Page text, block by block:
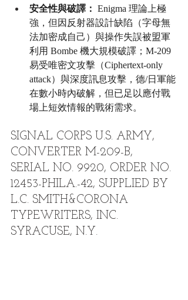
安全性與破譯： Enigma 理論上極
強，但因反射器設計缺陷（字母無
法加密成自己）與操作失誤被盟軍
利用 Bombe 機大規模破譯；M-209
易受唯密文攻擊（Ciphertext-only
attack）與深度訊息攻擊，德/日軍能
在數小時內破解，但已足以應付戰
場上短效情報的戰術需求。
SIGNAL CORPS U.S. ARMY,
CONVERTER M-209-B,
SERIAL NO. 9920, ORDER NO.
12453-PHILA.-42, SUPPLIED BY
L.C. SMITH&CORONA
TYPEWRITERS, INC.
SYRACUSE, N.Y.